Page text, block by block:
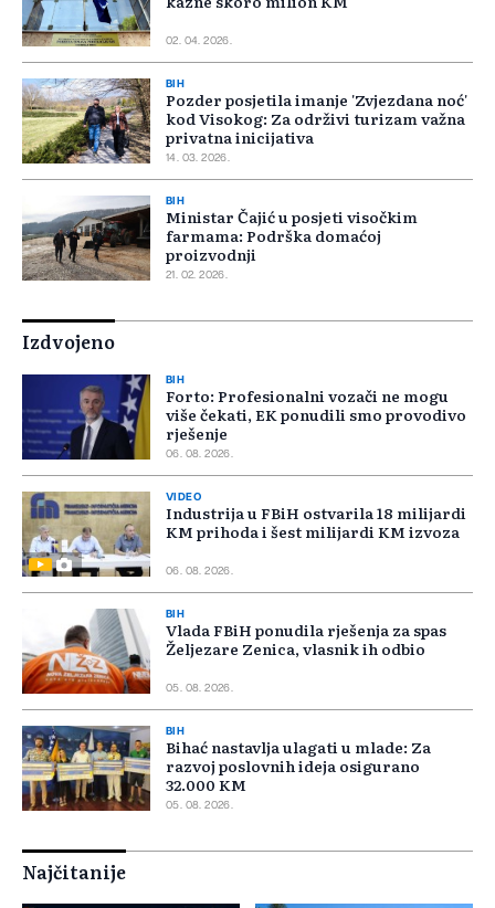
02. 04. 2026.
BIH
Pozder posjetila imanje 'Zvjezdana noć'
kod Visokog: Za održivi turizam važna
privatna inicijativa
14. 03. 2026.
BIH
Ministar Čajić u posjeti visočkim
farmama: Podrška domaćoj
proizvodnji
21. 02. 2026.
Izdvojeno
BIH
Forto: Profesionalni vozači ne mogu
više čekati, EK ponudili smo provodivo
rješenje
06. 08. 2026.
VIDEO
Industrija u FBiH ostvarila 18 milijardi
KM prihoda i šest milijardi KM izvoza
06. 08. 2026.
BIH
Vlada FBiH ponudila rješenja za spas
Željezare Zenica, vlasnik ih odbio
05. 08. 2026.
BIH
Bihać nastavlja ulagati u mlade: Za
razvoj poslovnih ideja osigurano
32.000 KM
05. 08. 2026.
Najčitanije